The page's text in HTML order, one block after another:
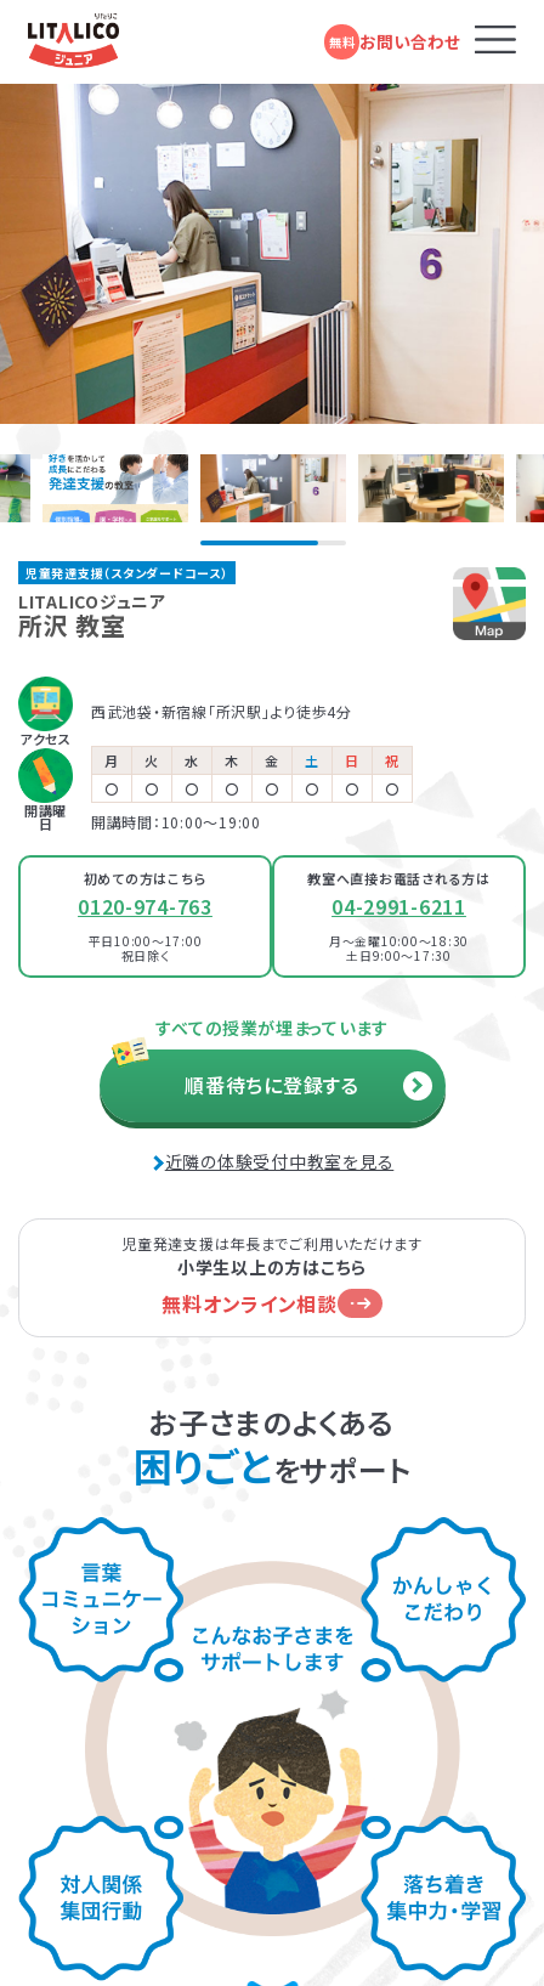
無料 お問い合わせ
コースのご案内
LITALICOジュニアとは
教室を探す
成長事例
入会までの流れ
児童発達支援
放課後等デイサービス
資料・体験授業のお問い合わせ
発達障害とは Q&A
ホーム
LITALICOワンダー
LITALICO発達ナビ
LITALICOライフ
LITALICOワークス
LITALICO仕事ナビ
LITALICOキャリア
LITALICO教育ソフト
LITALICO発達特性検査
LITALICO研究所
児童発達支援（スタンダードコース）
LITALICOジュニア
所沢 教室
アクセス
西武池袋・新宿線「所沢駅」より徒歩4分
開講曜
日
月 火 水 木 金 土 日
祝
〇
〇 〇 〇 〇 〇 〇 〇
開講時間：10:00〜19:00
初めての方はこちら
0120-974-763
平日10:00～17:00
祝日除く
教室へ直接お電話される方は
04-2991-6211
月～金曜10:00～18:30
土日9:00～17:30
すべての授業が埋まっています
順番待ちに登録する
近隣の体験受付中教室を見る
児童発達支援は年長までご利用いただけます
小学生以上の方はこちら
無料オンライン相談
お子さまのよくある
困りごとをサポート
保育所等訪問支援とは、児童福祉法に基づくサービスで、児童
発達支援や放課後等デイサービスと同じ「障害児通所支援」の
普段通っている施設に支援員が訪問し、集団生活への適応を
サポートします。
LITALICOジュニアでは、保護者さま向けのサービス「ペアレ
ントトレーニング」というプログラムを提供しています。ペアレ
まも楽しくできるヒントがたくさん詰まっている考え方を学ぶプ
ログラムです。
各教室のコースについて
パーソナルコース
発達障害や学習障害があるお子さまや発達が気に
なるお子さまを支援する学習塾・幼児教室です。受給
者証の有無に関係なく、すぐにご利用いただけます。
対象年齢：0歳～高校3年
スタンダードコース
児童福祉法に基づき運営している福祉サービスで
ス（小学1年～高校3年）に分かれており、受給者証を
お持ちの方がご利用いただけます。
スタンダードコース 無料体験受付中
LITALICOジュニア
新座教室
JR武蔵野線「新座駅」より徒歩1分
LITALICOジュニア
西武柳沢教室
LITALICOジュニア
東武東上線「ふじみ野駅」より徒歩5分
LITALICOジュニア
志木教室
東武東上線「志木駅」より徒歩3分
フォームで
問い合わせる
電話で問い合わせる
0120-974-763
平日10:00～17:00／祝日除く
LITALICOジュニア
新座教室
JR武蔵野線「新座駅」より徒歩1分
西武柳沢教室
西武新宿線「西武柳沢駅」より徒歩7分
LITALICOジュニア
ふじみ野教室
東武東上線「ふじみ野駅」より徒歩5分
LITALICOジュニア
志木教室